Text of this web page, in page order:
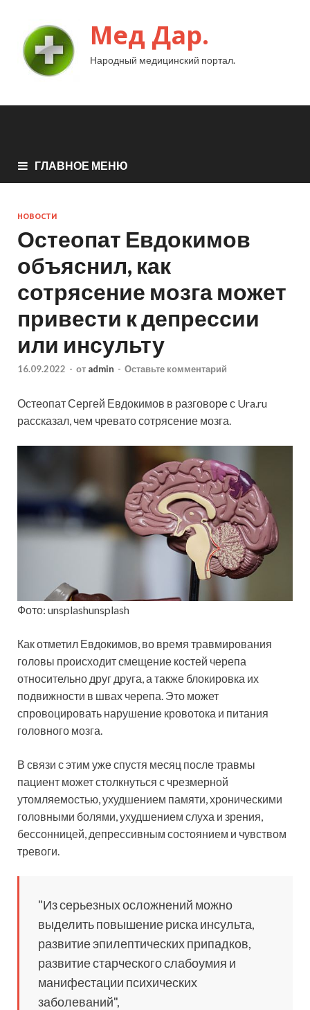
Мед Дар.
Народный медицинский портал.
ГЛАВНОЕ МЕНЮ
НОВОСТИ
Остеопат Евдокимов
объяснил, как
сотрясение мозга может
привести к депрессии
или инсульту
16.09.2022 - от admin - Оставьте комментарий
Остеопат Сергей Евдокимов в разговоре с Ura.ru
рассказал, чем чревато сотрясение мозга.
Фото: unsplashunsplash
Как отметил Евдокимов, во время травмирования
головы происходит смещение костей черепа
относительно друг друга, а также блокировка их
подвижности в швах черепа. Это может
спровоцировать нарушение кровотока и питания
головного мозга.
В связи с этим уже спустя месяц после травмы
пациент может столкнуться с чрезмерной
утомляемостью, ухудшением памяти, хроническими
головными болями, ухудшением слуха и зрения,
бессонницей, депрессивным состоянием и чувством
тревоги.
"Из серьезных осложнений можно
выделить повышение риска инсульта,
развитие эпилептических припадков,
развитие старческого слабоумия и
манифестации психических
заболеваний",